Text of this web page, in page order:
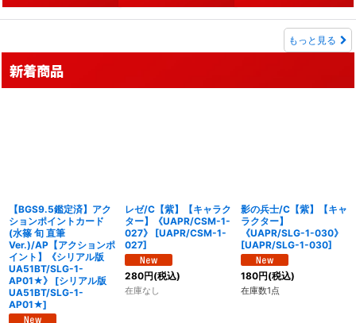
もっと見る
新着商品
【BGS9.5鑑定済】アク
ションポイントカード
(水篠 旬 直筆
Ver.)/AP【アクションポ
イント】《シリアル版
UA51BT/SLG-1-
AP01★》
[シリアル版
UA51BT/SLG-1-
AP01★]
レゼ/C【紫】【キャラク
ター】《UAPR/CSM-1-
027》
[UAPR/CSM-1-
027]
280円(税込)
在庫なし
影の兵士/C【紫】【キャ
ラクター】
《UAPR/SLG-1-030》
[UAPR/SLG-1-030]
180円(税込)
在庫数1点